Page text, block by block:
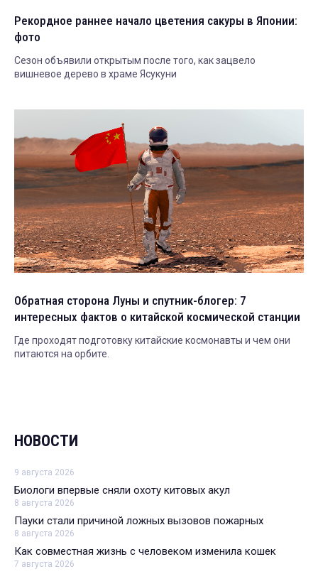
Рекордное раннее начало цветения сакуры в Японии:
фото
Сезон объявили открытым после того, как зацвело
вишневое дерево в храме Ясукуни
Обратная сторона Луны и спутник-блогер: 7
интересных фактов о китайской космической станции
Где проходят подготовку китайские космонавты и чем они
питаются на орбите.
НОВОСТИ
9 августа 2026
Биологи впервые сняли охоту китовых акул
8 августа 2026
Пауки стали причиной ложных вызовов пожарных
8 августа 2026
Как совместная жизнь с человеком изменила кошек
7 августа 2026